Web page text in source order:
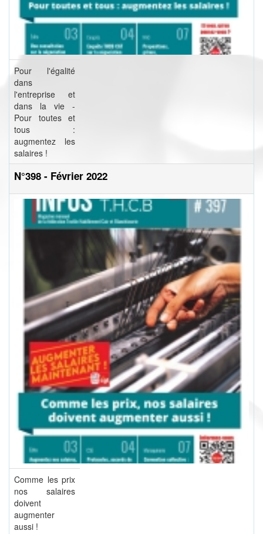
Pour l'égalité
dans
l'entreprise et
dans la vie -
Pour toutes et
tous :
augmentez les
salaires !
N°398 - Février 2022
Comme les prix
nos salaires
doivent
augmenter
aussi !